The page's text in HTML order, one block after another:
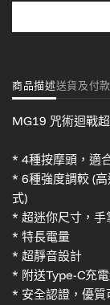
商品描述送貨及付
MG19 咒術迴戰
* 4種按摩頭，適
* 6種強度調較 (
式)
* 超迷你尺寸，手
* 特長電量
* 超靜音設計
* 附送Type-C充
* 安全認證，優質